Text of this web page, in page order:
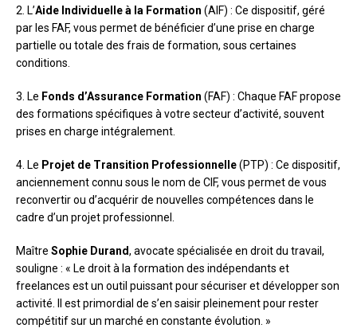
2. L’Aide Individuelle à la Formation (AIF) : Ce dispositif, géré
par les FAF, vous permet de bénéficier d’une prise en charge
partielle ou totale des frais de formation, sous certaines
conditions.
3. Le Fonds d’Assurance Formation (FAF) : Chaque FAF propose
des formations spécifiques à votre secteur d’activité, souvent
prises en charge intégralement.
4. Le Projet de Transition Professionnelle(PTP) : Ce dispositif,
anciennement connu sous le nom de CIF, vous permet de vous
reconvertir ou d’acquérir de nouvelles compétences dans le
cadre d’un projet professionnel.
Maître Sophie Durand, avocate spécialisée en droit du travail,
souligne : « Le droit à la formation des indépendants et
freelances est un outil puissant pour sécuriser et développer son
activité. Il est primordial de s’en saisir pleinement pour rester
compétitif sur un marché en constante évolution. »